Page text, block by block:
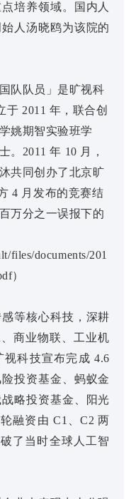
培养领域。国内人
人汤晓鸥为该院的
队队员」是旷视科
于 2011 年，联合创
姚期智实验班学
。2011 年 10 月，
共同创办了北京旷
4 月发布的竞赛结
万分之一误报下的
files/documents/201
）
等核心科技，深耕
商业物联、工业机
视科技宣布完成 4.6
投资基金、蚂蚁金
略投资基金、阳光
融资由 C1、C2 两
了当时全球人工智